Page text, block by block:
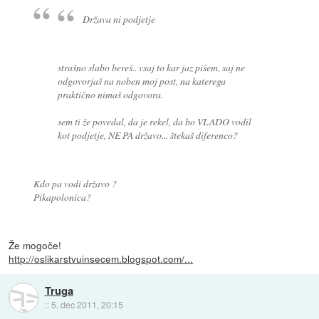
Država ni podjetje
strašno slabo bereš.. vsaj to kar jaz pišem, saj ne
odgovorjaš na noben moj post, na katerega
praktično nimaš odgovora.
sem ti že povedal, da je rekel, da bo VLADO vodil
kot podjetje, NE PA državo... štekaš diferenco?
Kdo pa vodi državo ?
Pikapolonica?
Že mogoče!
http://oslikarstvuinsecem.blogspot.com/...
Truga
:: 5. dec 2011, 20:15